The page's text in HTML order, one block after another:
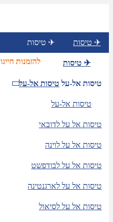
להזמנות חייגו
טיסות ✈ טיסות ✈
טיסות ✈
טיסות אל-על טיסות אל-על
טיסות אל-על
טיסות אל על לדובאי
טיסות אל על לוינה
טיסות אל על לבודפשט
טיסות אל על לארגנטינה
טיסות אל על לסיאול